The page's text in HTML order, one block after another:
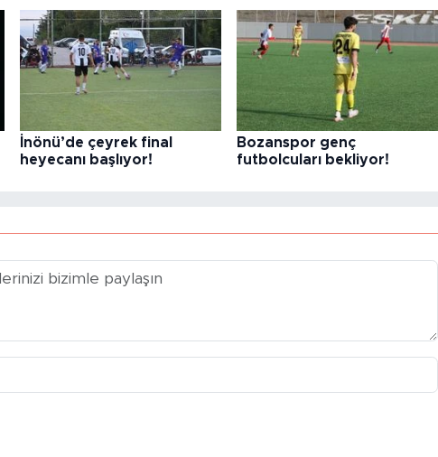
İnönü’de çeyrek final
heyecanı başlıyor!
Bozanspor genç
futbolcuları bekliyor!